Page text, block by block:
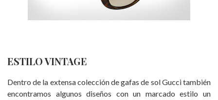
ESTILO VINTAGE
Dentro de la extensa colección de gafas de sol Gucci también
encontramos algunos diseños con un marcado estilo un